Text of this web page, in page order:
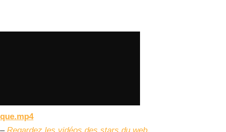
Regardez les vidéos des stars du web.